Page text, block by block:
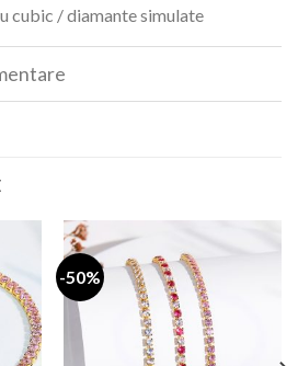
cubic / diamante simulate
-50%